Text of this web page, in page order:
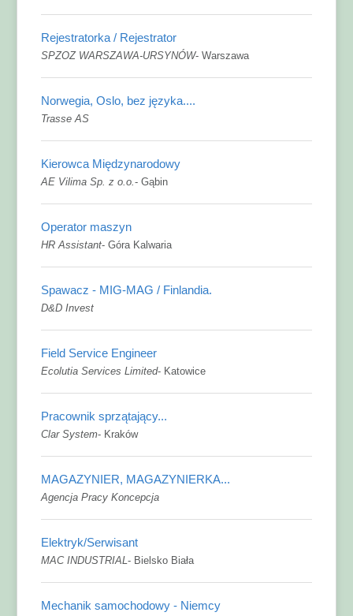
Rejestratorka / Rejestrator
SPZOZ WARSZAWA-URSYNÓW-Warszawa
Norwegia, Oslo, bez języka....
Trasse AS
Kierowca Międzynarodowy
AE Vilima Sp. z o.o.-Gąbin
Operator maszyn
HR Assistant-Góra Kalwaria
Spawacz - MIG-MAG / Finlandia.
D&D Invest
Field Service Engineer
Ecolutia Services Limited- Katowice
Pracownik sprzątający...
Clar System- Kraków
MAGAZYNIER, MAGAZYNIERKA...
Agencja Pracy Koncepcja
Elektryk/Serwisant
MAC INDUSTRIAL- Bielsko Biała
Mechanik samochodowy - Niemcy